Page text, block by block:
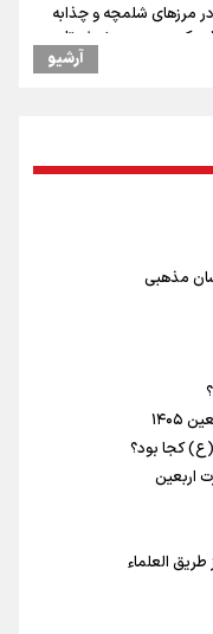
میلیون و ۱۷۰ هزار تردد در مرزهای شلمچه و چذابه
ثبت شد / برپایی هزار موکب در خوزستان و ۱۰۰ موکب در مسیر نجف تا
طلایی برای اقتصاد
مسیر اصلاحات آغاز
می کنم تا به طلای
را بازداشت کرد
امید به بزرگسالان
آرشیو
مذهبی
(ع) کجا بود؟
اربعین
طریق العلماء